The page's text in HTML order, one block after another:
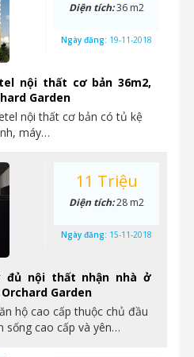
nội thất cơ bản 36m2,
Garden
nội thất cơ bản có tủ kệ
máy…
Diện tích:36 m2
Ngày đăng: 19-11-2018
đủ nội thất nhận nhà ở
Garden
hộ cao cấp thuộc chủ đầu
sống cao cấp và yên…
11 Triệu
Diện tích:28 m2
Ngày đăng: 15-11-2018